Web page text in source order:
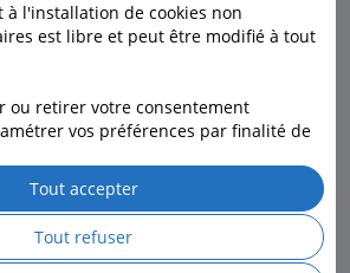
de nos 1600 agences, à domicile ou
à l'installation de cookies non
est libre et peut être modifié à tout
ou retirer votre consentement
vos préférences par finalité de
consultez laPolitique des cookies
des données personnelles de LCL.
Tout refuser
Tout accepter